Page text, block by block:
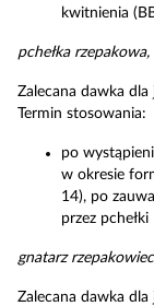
kwitnienia
pchełka
Zalecana dawka
Termin stosowania:
po
w okresie
14), po
przez pchełki
gnatarz rzepakowiec
Zalecana dawka